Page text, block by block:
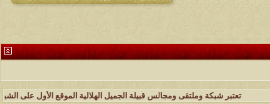
تعتبر شبكة وملتقى ومجالس قبيلة الجميل الهلالية الموقع الأول على الشبكة